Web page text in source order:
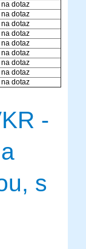
na dotaz
na dotaz
na dotaz
na dotaz
na dotaz
na dotaz
na dotaz
na dotaz
na dotaz
-
s